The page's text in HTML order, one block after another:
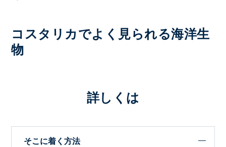
コスタリカでよく見られる海洋生
物
詳しくは
そこに着く方法